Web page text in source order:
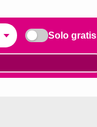
Solo gratis